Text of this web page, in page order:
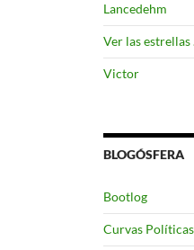
Lancedehm
Ver las
Victor
BLOGÓSFERA
Bootlog
Curvas Políticas